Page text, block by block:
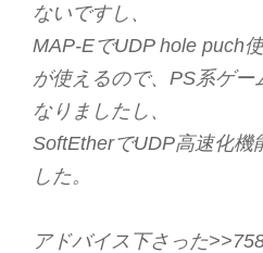
ないですし、
MAP-EでUDP hole puch
が使えるので、PS系ゲー
なりましたし、
SoftEtherでUDP高速化機
した。
アドバイス下さった